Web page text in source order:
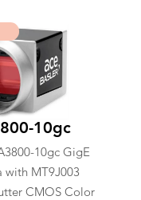
10gc
10gc GigE
with MT9J003
CMOS Color